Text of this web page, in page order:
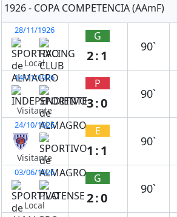
1926 - COPA COMPETENCIA (AAmF)
28/11/1926
Local
G
2:1
90`
14/11/1926
Visitante
P
3:0
90`
24/10/1926
Visitante
E
1:1
90`
03/06/1926
Local
G
2:0
90`